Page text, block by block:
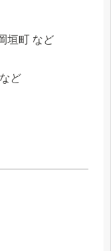
垣町 など
ど